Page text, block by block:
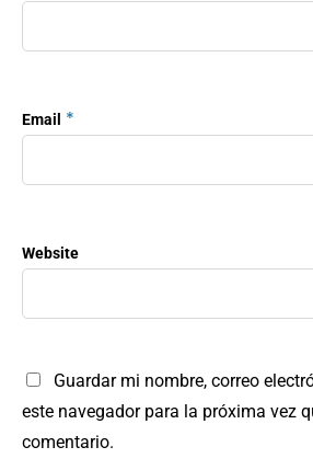
Email *
Website
Guardar mi nombre, correo
este navegador para la próxima vez
comentario.